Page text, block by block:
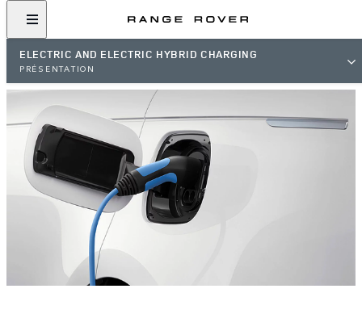
ELECTRIC AND ELECTRIC HYBRID CHARGING
PRÉSENTATION